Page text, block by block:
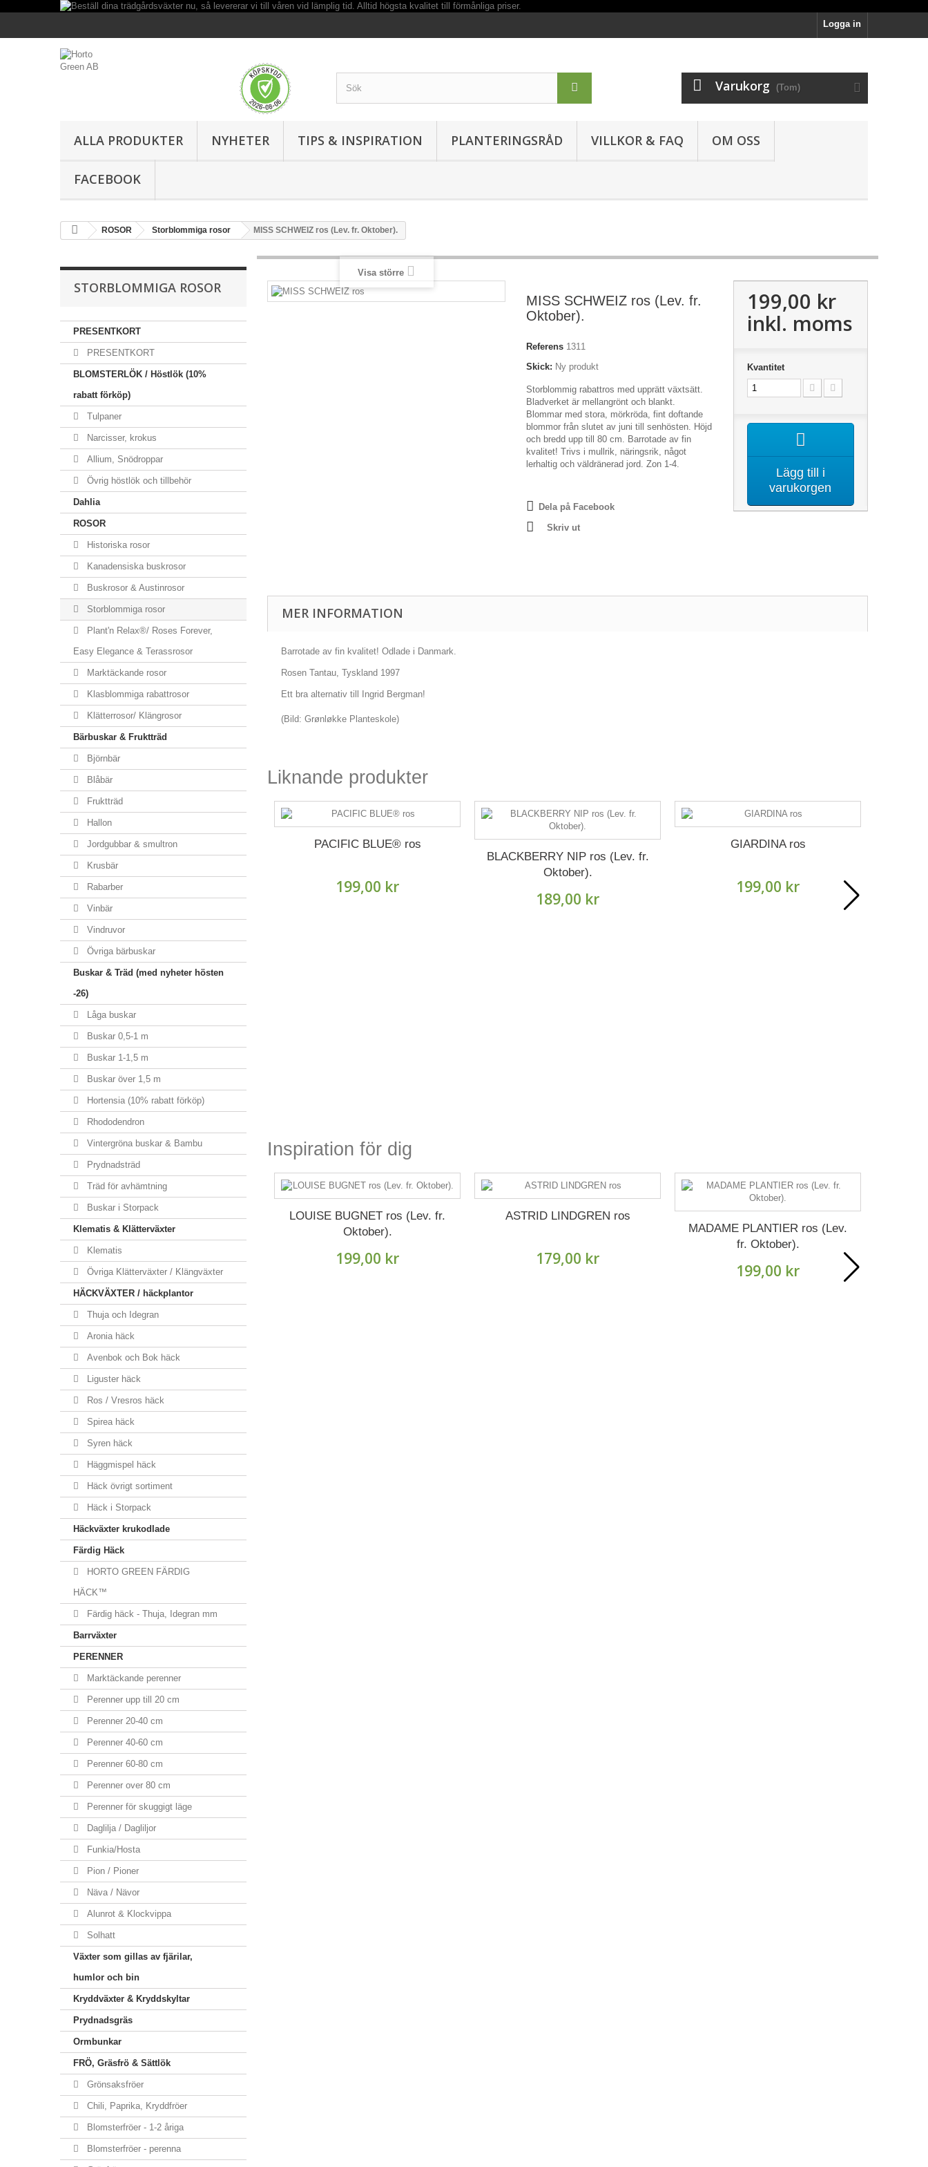
Logga in
Varukorg (Tom)
ALLA PRODUKTER NYHETER TIPS & INSPIRATION PLANTERINGSRÅD VILLKOR & FAQ OM OSS
FACEBOOK
ROSOR Storblommiga rosor MISS SCHWEIZ ros (Lev. fr. Oktober).
STORBLOMMIGA ROSOR
PRESENTKORT
PRESENTKORT
BLOMSTERLÖK / Höstlök (10%
rabatt förköp)
Tulpaner
Narcisser, krokus
Allium, Snödroppar
Övrig höstlök och tillbehör
Dahlia
ROSOR
Historiska rosor
Kanadensiska buskrosor
Buskrosor & Austinrosor
Storblommiga rosor
Plant'n Relax®/ Roses Forever,
Easy Elegance & Terassrosor
Marktäckande rosor
Klasblommiga rabattrosor
Klätterrosor/ Klängrosor
Bärbuskar & Fruktträd
Björnbär
Blåbär
Fruktträd
Hallon
Jordgubbar & smultron
Krusbär
Rabarber
Vinbär
Vindruvor
Övriga bärbuskar
Buskar & Träd (med nyheter hösten
-26)
Låga buskar
Buskar 0,5-1 m
Buskar 1-1,5 m
Buskar över 1,5 m
Hortensia (10% rabatt förköp)
Rhododendron
Vintergröna buskar & Bambu
Prydnadsträd
Träd för avhämtning
Buskar i Storpack
Klematis & Klätterväxter
Klematis
Övriga Klätterväxter / Klängväxter
HÄCKVÄXTER / häckplantor
Thuja och Idegran
Aronia häck
Avenbok och Bok häck
Liguster häck
Ros / Vresros häck
Spirea häck
Syren häck
Häggmispel häck
Häck övrigt sortiment
Häck i Storpack
Häckväxter krukodlade
Färdig Häck
HORTO GREEN FÄRDIG
HÄCK™
Färdig häck - Thuja, Idegran mm
Barrväxter
PERENNER
Marktäckande perenner
Perenner upp till 20 cm
Perenner 20-40 cm
Perenner 40-60 cm
Perenner 60-80 cm
Perenner over 80 cm
Perenner för skuggigt läge
Daglilja / Dagliljor
Funkia/Hosta
Pion / Pioner
Näva / Nävor
Alunrot & Klockvippa
Solhatt
Växter som gillas av fjärilar,
humlor och bin
Kryddväxter & Kryddskyltar
Prydnadsgräs
Ormbunkar
FRÖ, Gräsfrö & Sättlök
Grönsaksfröer
Chili, Paprika, Kryddfröer
Blomsterfröer - 1-2 åriga
Blomsterfröer - perenna
Visa större
MISS SCHWEIZ ros (Lev. fr.
Oktober).
Referens 1311
Skick: Ny produkt
Storblommig rabattros med upprätt växtsätt.
Bladverket är mellangrönt och blankt.
Blommar med stora, mörkröda, fint doftande
blommor från slutet av juni till senhösten. Höjd
och bredd upp till 80 cm. Barrotade av fin
kvalitet! Trivs i mullrik, näringsrik, något
lerhaltig och väldränerad jord. Zon 1-4.
Dela på Facebook
Skriv ut
199,00 kr
inkl. moms
Kvantitet
Lägg till i
varukorgen
MER INFORMATION
Barrotade av fin kvalitet! Odlade i Danmark.
Rosen Tantau, Tyskland 1997
Ett bra alternativ till Ingrid Bergman!
(Bild: Grønløkke Planteskole)
Liknande produkter
PACIFIC BLUE® ros
199,00 kr
BLACKBERRY NIP ros (Lev. fr.
Oktober).
189,00 kr
GIARDINA ros
199,00 kr
Inspiration för dig
LOUISE BUGNET ros (Lev. fr.
Oktober).
199,00 kr
ASTRID LINDGREN ros
179,00 kr
MADAME PLANTIER ros (Lev.
fr. Oktober).
199,00 kr